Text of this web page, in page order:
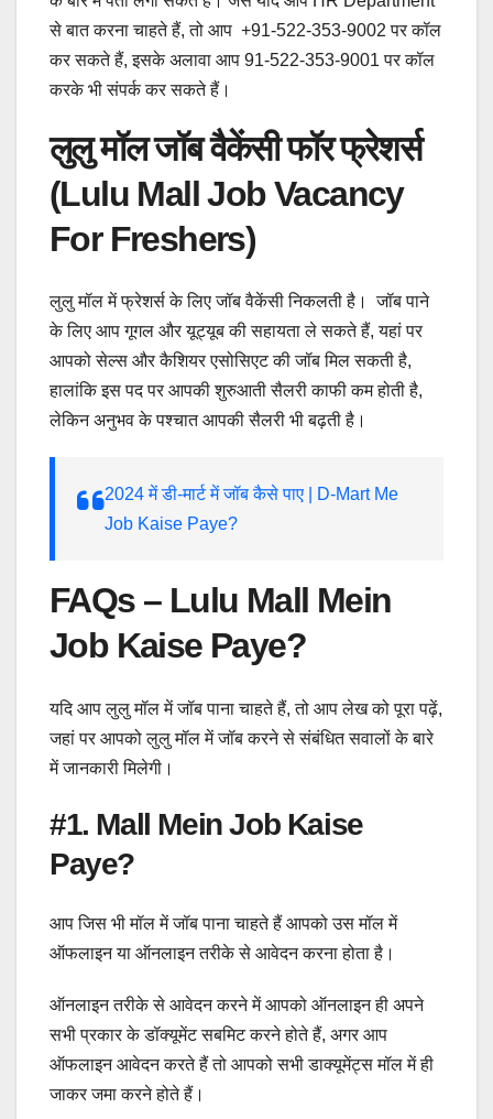
से बात करना चाहते हैं, तो आप +91-522-353-9002 पर कॉल
कर सकते हैं, इसके अलावा आप 91-522-353-9001 पर कॉल
करके भी संपर्क कर सकते हैं।
लुलु मॉल जॉब वैकेंसी फॉर फ्रेशर्स
(Lulu Mall Job Vacancy
For Freshers)
लुलु मॉल में फ्रेशर्स के लिए जॉब वैकेंसी निकलती है। जॉब पाने
के लिए आप गूगल और यूट्यूब की सहायता ले सकते हैं, यहां पर
आपको सेल्स और कैशियर एसोसिएट की जॉब मिल सकती है,
हालांकि इस पद पर आपकी शुरुआती सैलरी काफी कम होती है,
लेकिन अनुभव के पश्चात आपकी सैलरी भी बढ़ती है।
2024 में डी-मार्ट में जॉब कैसे पाए | D-Mart Me
Job Kaise Paye?
FAQs – Lulu Mall Mein
Job Kaise Paye?
यदि आप लुलु मॉल में जॉब पाना चाहते हैं, तो आप लेख को पूरा पढ़ें,
जहां पर आपको लुलु मॉल में जॉब करने से संबंधित सवालों के बारे
में जानकारी मिलेगी।
#1. Mall Mein Job Kaise
Paye?
आप जिस भी मॉल में जॉब पाना चाहते हैं आपको उस मॉल में
ऑफलाइन या ऑनलाइन तरीके से आवेदन करना होता है।
ऑनलाइन तरीके से आवेदन करने में आपको ऑनलाइन ही अपने
सभी प्रकार के डॉक्यूमेंट सबमिट करने होते हैं, अगर आप
ऑफलाइन आवेदन करते हैं तो आपको सभी डाक्यूमेंट्स मॉल में ही
जाकर जमा करने होते हैं।